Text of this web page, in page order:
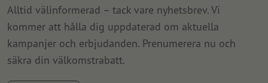
Alltid välinformerad – tack vare nyhetsbrev. Vi
kommer att hålla dig uppdaterad om aktuella
kampanjer och erbjudanden. Prenumerera nu och
säkra din välkomstrabatt.